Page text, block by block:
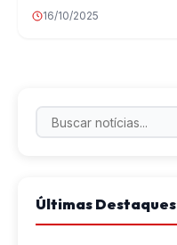
16/10/2025
Últimas Destaques